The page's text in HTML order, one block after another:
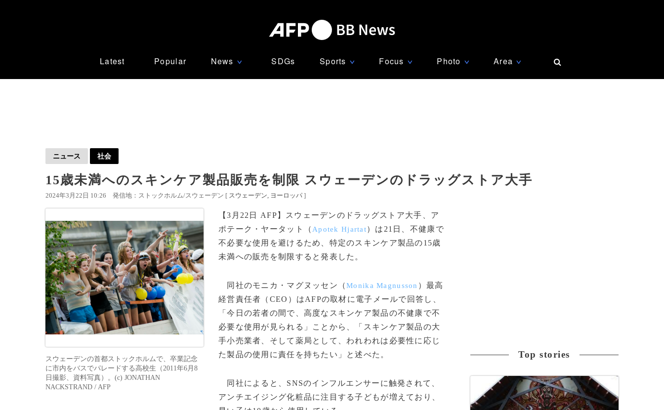
Latest Popular News ∨ SDGs Sports ∨ Focus ∨ Photo ∨ Area ∨
ニュース 社会
15歳未満へのスキンケア製品販売を制限 スウェーデンのドラッグストア大手
2024年3月22日 10:26 発信地：ストックホルム/スウェーデン [ スウェーデン ヨーロッパ ]
スウェーデンの首都ストックホルムで、卒業記念
に市内をバスでパレードする高校生（2011年6月8
日撮影、資料写真）。(c) JONATHAN
NACKSTRAND / AFP
【3月22日 AFP】スウェーデンのドラッグストア大手、ア
ポテーク・ヤータット（ Apotek Hjartat）は21日、不健康で
不必要な使用を避けるため、特定のスキンケア製品の15歳
未満への販売を制限すると発表した。
同社のモニカ・マグヌッセン（Monika Magnusson ）最高
経営責任者（CEO）はAFPの取材に電子メールで回答し、
「今日の若者の間で、高度なスキンケア製品の不健康で不
必要な使用が見られる」ことから、「スキンケア製品の大
手小売業者、そして薬局として、われわれは必要性に応じ
た製品の使用に責任を持ちたい」と述べた。
同社によると、SNSのインフルエンサーに触発されて、
アンチエイジング化粧品に注目する子どもが増えており、
Top stories